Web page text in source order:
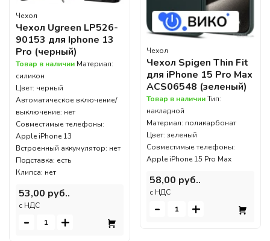
Чехол
Чехол Ugreen LP526-
90153 для Iphone 13
Pro (черный)
Товар в наличии Материал:
силикон
Цвет: черный
Автоматическое включение/
выключение: нет
Совместимые телефоны:
Apple iPhone 13
Встроенный аккумулятор: нет
Подставка: есть
Клипса: нет
53,00 руб..
c НДС
- +
Чехол
Чехол Spigen Thin Fit
для iPhone 15 Pro Max
ACS06548 (зеленый)
Товар в наличииТип:
накладной
Материал: поликарбонат
Цвет: зеленый
Совместимые телефоны:
Apple iPhone 15 Pro Max
58,00 руб..
c НДС
- +